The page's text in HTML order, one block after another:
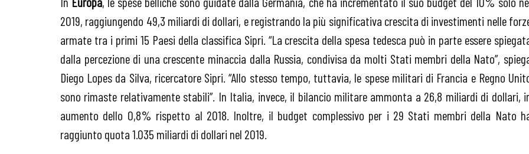
2019, raggiungendo 49,3 miliardi di dollari, e registrando la più significativa crescita di investimenti nelle
armate tra i primi 15 Paesi della classifica Sipri. “La crescita della spesa tedesca può in parte essere
dalla percezione di una crescente minaccia dalla Russia, condivisa da molti Stati membri della Nato”,
Diego Lopes da Silva, ricercatore Sipri. “Allo stesso tempo, tuttavia, le spese militari di Francia e Regno
sono rimaste relativamente stabili”. In Italia, invece, il bilancio militare ammonta a 26,8 miliardi di dollari,
aumento dello 0,8% rispetto al 2018. Inoltre, il budget complessivo per i 29 Stati membri della Nato
raggiunto quota 1.035 miliardi di dollari nel 2019.